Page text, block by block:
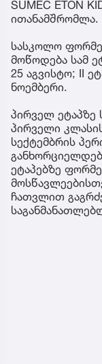
SUMEC ETON
ითანამშრომლა.
სასკოლო
მოწოდება სამ
25 აგვისტო; II
ნოემბერი.
პირველ ეტაპზე
პირველი
სექტემბრის
ეტაპებზე
ჩათვლით